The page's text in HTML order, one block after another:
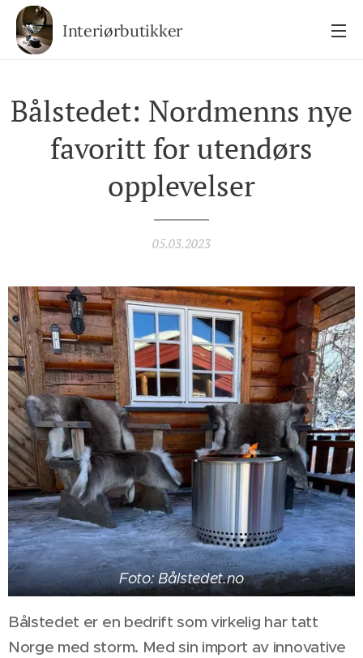
Interiørbutikker
Bålstedet: Nordmenns nye
favoritt for utendørs
opplevelser
05.03.2023
Foto: Bålstedet.no
Bålstedet er en bedrift som virkelig har tatt
Norge med storm. Med sin import av innovative